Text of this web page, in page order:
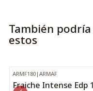
También
estos
-31%OFF
ARMF180 |ARMAF
Fraiche Intense Edp